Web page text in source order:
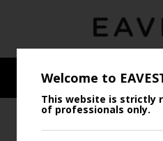
Welcome to
This website is strictly
of professionals only.